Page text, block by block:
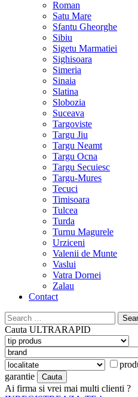
Roman
Satu Mare
Sfantu Gheorghe
Sibiu
Sigetu Marmatiei
Sighisoara
Simeria
Sinaia
Slatina
Slobozia
Suceava
Targoviste
Targu Jiu
Targu Neamt
Targu Ocna
Targu Secuiesc
Targu-Mures
Tecuci
Timisoara
Tulcea
Turda
Turnu Magurele
Urziceni
Valenii de Munte
Vaslui
Vatra Dornei
Zalau
Contact
Search
for:
Cauta ULTRARAPID
garantie
Ai firma si vrei mai multi clienti ?